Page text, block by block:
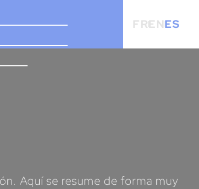
FRENES
Aquí se resume de forma muy